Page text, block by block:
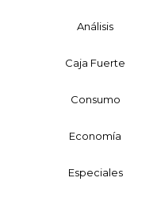
Análisis
Caja Fuerte
Consumo
Economía
Especiales